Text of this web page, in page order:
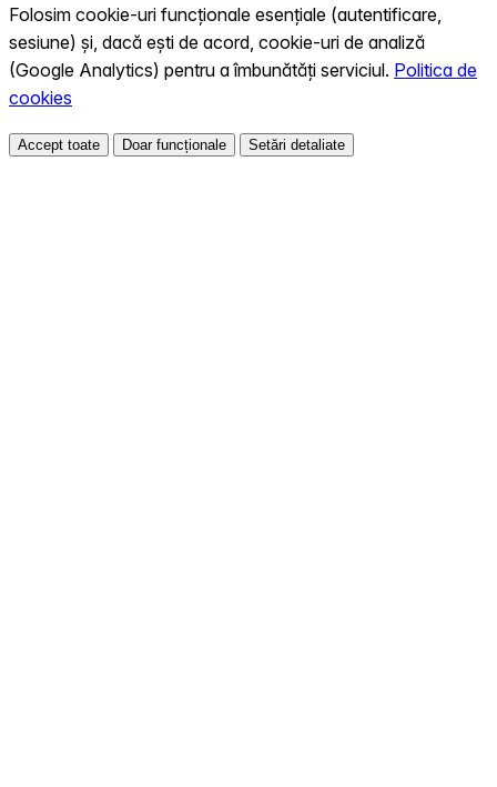
Folosim cookie-uri funcționale esențiale (autentificare,
sesiune) și, dacă ești de acord, cookie-uri de analiză
(Google Analytics) pentru a îmbunătăți serviciul. Politica de
cookies
Accept toate Doar funcționale Setări detaliate